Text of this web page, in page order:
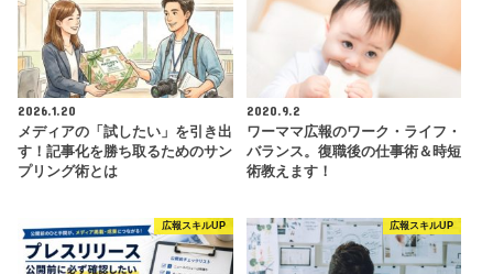
2026.1.20
メディアの「試したい」を引き出
す！記事化を勝ち取るためのサン
プリング術とは
2020.9.2
ワーママ広報のワーク・ライフ・
バランス。復職後の仕事術＆時短
術教えます！
広報スキルUP 広報スキルUP